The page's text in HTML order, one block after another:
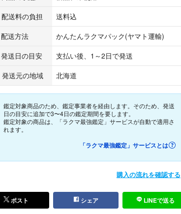
名 ：長財布 オブリーク
：ブラック 黒
：グラビティレザー
：H(高):11cm×W(幅):19.5cm×D(厚):4㎝
ット：外側フリーポケット×1 内側カードポケット×14 札入れ×
ンケース×1 フリーポケット×1
品 ：外箱、フェルト製差し込み型チェーンショルダー（社外品/
（自由に長さ調整出来る金具付き）
価：-円（新品価格）
態説明＞
：ほぼなし
：ほぼなし
ずれ：ほぼなし
状態：ファスナー、マグネットホック良好
配送料の負担
送料込
配送方法
かんたんラクマパック(ヤマト運輸)
発送日の目安
支払い後、1～2日で発送
発送元の地域
北海道
鑑定対象商品のため、鑑定事業者を経由します。そのため、発送
日の目安に追加で3〜4日の鑑定期間を要します。
鑑定対象の商品は、「ラクマ最強鑑定」サービスが自動で適用さ
れます。
「ラクマ最強鑑定」サービスとは
購入の流れを確認する
ポスト シェア LINEで送る